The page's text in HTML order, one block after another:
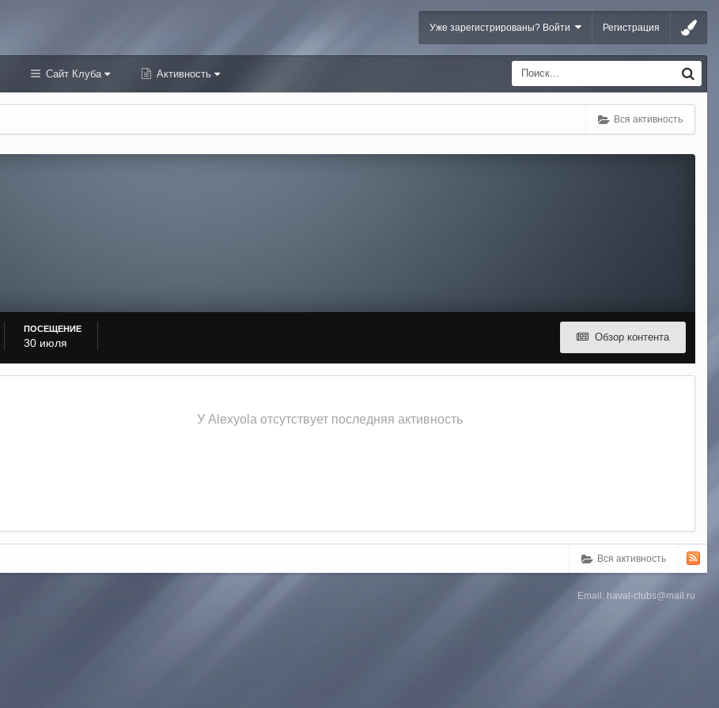
Уже зарегистрированы? Войти Регистрация
Сайт Клуба Активность
Вся активность
Обзор контента
ПОСЕЩЕНИЕ
30 июля
У Alexyola отсутствует последняя активность
Вся активность
Email: haval-clubs@mail.ru